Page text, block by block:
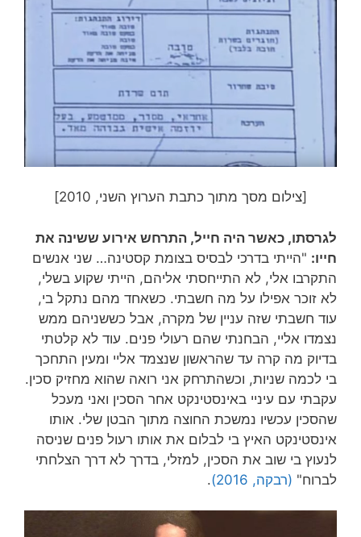
[צילום מסך מתוך כתבת הערוץ השני, 2010]
לגרסתו, כאשר היה חייל, התרחש אירוע ששינה את
חייו: "הייתי בדרכי לבסיס בצומת קסטינה… שני אנשים
התקרבו אלי, לא התייחסתי אליהם, הייתי שקוע בשלי,
לא זוכר אפילו על מה חשבתי. כשאחד מהם נתקל בי,
עוד חשבתי שזה עניין של מקרה, אבל כששניהם ממש
נצמדו אליי, הבחנתי שהם רעולי פנים. עוד לא קלטתי
בדיוק מה קרה עד שהראשון שנצמד אליי ומעין התחכך
בי לכמה שניות, וכשהתרחק אני רואה שהוא מחזיק סכין.
עקבתי עם עיניי באינסטינקט אחר הסכין ואני מעכל
שהסכין עכשיו נמשכת החוצה מתוך הבטן שלי. אותו
אינסטינקט האיץ בי לבלום את אותו רעול פנים שניסה
לנעוץ בי שוב את הסכין, למזלי, בדרך לא דרך הצלחתי
לברוח" (רבקה, 2016) .